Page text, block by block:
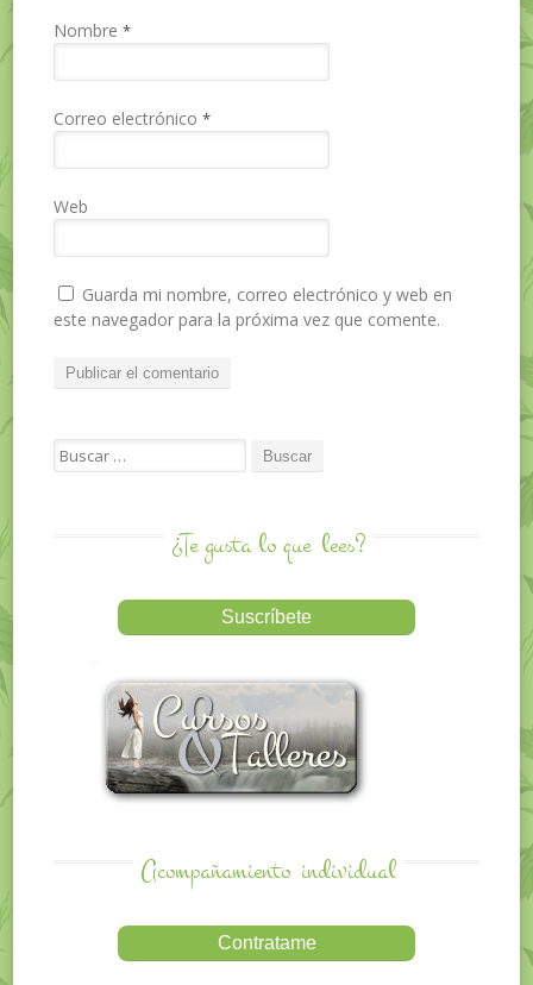
Nombre*
Correo electrónico*
Web
Guarda mi nombre, correo electrónico y web en
este navegador para la próxima vez que comente.
Search for:
¿Te gusta lo que lees?
Acompañamiento individual